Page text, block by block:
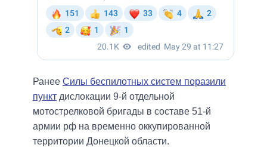
Ранее Силы беспилотных систем поразили
пункт дислокации 9-й отдельной
мотострелковой бригады в составе 51-й
армии рф на временно оккупированной
территории Донецкой области.